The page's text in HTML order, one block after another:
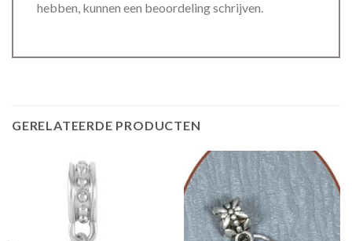
hebben, kunnen een beoordeling schrijven.
GERELATEERDE PRODUCTEN